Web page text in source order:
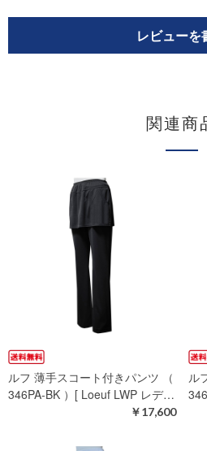
レビューを
関連商
ルフ 薄手スコート付きパンツ （
346PA-BK ）[ Loeuf LWP レデ…
￥17,600
ル